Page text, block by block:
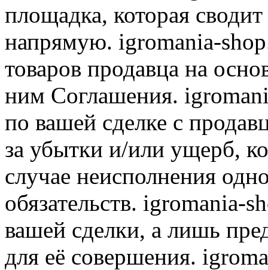
площадка, которая
напрямую. igromania-
товаров продавца на
ним Соглашения.
по вашей сделке с
за убытки и/или ущерб,
случае неисполнения
обязательств. igromania-
вашей сделки, а лишь
для её совершения.